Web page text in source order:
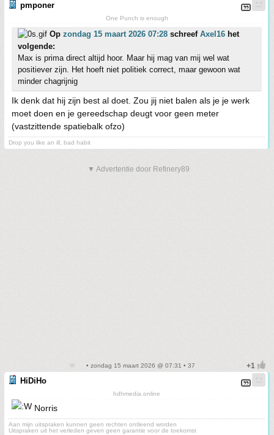
pmponer
One Punch is enough
Op zondag 15 maart 2026 07:28 schreef Axel16 het
volgende:
Max is prima direct altijd hoor. Maar hij mag van mij wel wat
positiever zijn. Het hoeft niet politiek correct, maar gewoon wat
minder chagrijnig
Ik denk dat hij zijn best al doet. Zou jij niet balen als je je werk
moet doen en je gereedschap deugt voor geen meter
(vastzittende spatiebalk ofzo)
Drop you like an ill, bad habit
▼ Advertentie door Refinery89
• zondag 15 maart 2026 @ 07:31 • 37
HiDiHo
hdhmedia.online
Norris
Aan mijn uitspraken kunnen geen rechten ontleend worden
Uitspraken uit het verleden geven geen garantie voor de toekomst